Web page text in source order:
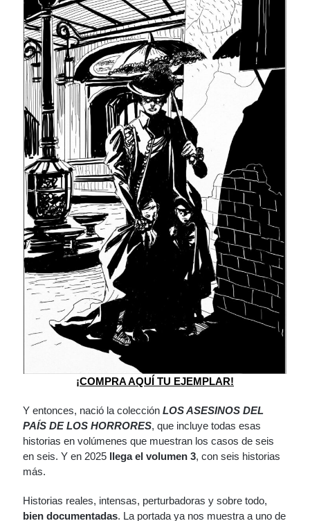
¡COMPRA AQUÍ TU EJEMPLAR!
Y entonces, nació la colecciónLOS ASESINOS DEL
PAÍS DE LOS HORRORES, que incluye todas esas
historias en volúmenes que muestran los casos de seis
en seis. Y en 2025 llega el volumen 3, con seis historias
más.
Historias reales, intensas, perturbadoras y sobre todo,
bien documentadas. La portada ya nos muestra a uno de